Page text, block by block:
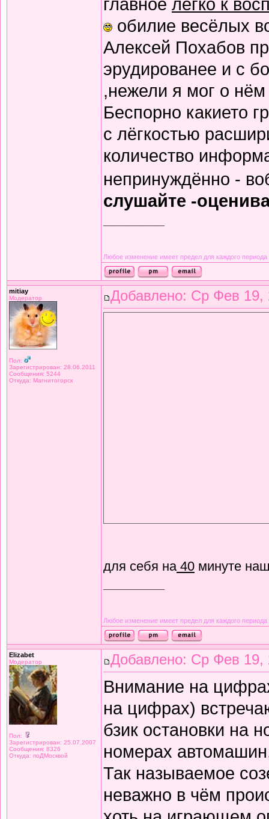
обилие весёлых
Алексей Похабов
эрудированее и с
,нежели я мог о
Беспорно какието
с лёгкостью
количество
непринуждённо -
слушайте -
Любое изменение имеет предел для каждого периода
mitiay
Модератор
Пол:
Зарегистрирован: 28.06.2011
Сообщения: 5244
Откуда: Магнитогорск
Добавлено: Ср Фев 19,
для себя на40 минуте
Любое изменение имеет предел для каждого периода
Elizabet
Модератор
Пол:
Зарегистрирован: 25.07.2007
Сообщения: 8326
Откуда: поДМосквой
Добавлено: Ср Фев 19,
Внимание на
на цифрах)
бзик остановки на
номерах
Так называемое
неважно в чём